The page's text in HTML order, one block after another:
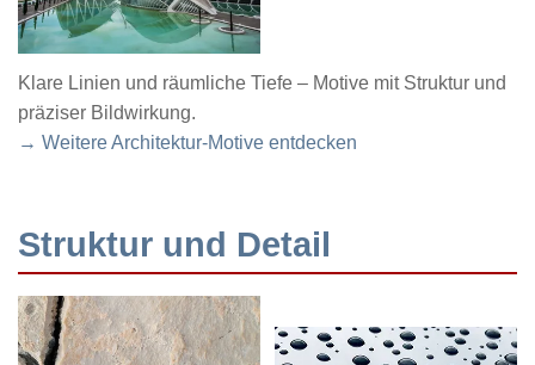
Klare Linien und räumliche Tiefe – Motive mit Struktur und
präziser Bildwirkung.
→ Weitere Architektur-Motive entdecken
Struktur und Detail